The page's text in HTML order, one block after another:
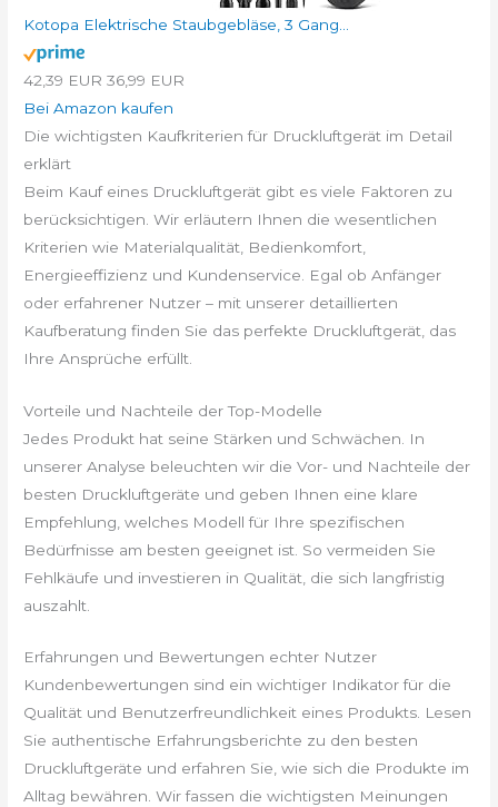
Kotopa Elektrische Staubgebläse, 3 Gang...
42,39 EUR 36,99 EUR
Bei Amazon kaufen
Die wichtigsten Kaufkriterien für Druckluftgerät im Detail
erklärt
Beim Kauf eines Druckluftgerät gibt es viele Faktoren zu
berücksichtigen. Wir erläutern Ihnen die wesentlichen
Kriterien wie Materialqualität, Bedienkomfort,
Energieeffizienz und Kundenservice. Egal ob Anfänger
oder erfahrener Nutzer – mit unserer detaillierten
Kaufberatung finden Sie das perfekte Druckluftgerät, das
Ihre Ansprüche erfüllt.
Vorteile und Nachteile der Top-Modelle
Jedes Produkt hat seine Stärken und Schwächen. In
unserer Analyse beleuchten wir die Vor- und Nachteile der
besten Druckluftgeräte und geben Ihnen eine klare
Empfehlung, welches Modell für Ihre spezifischen
Bedürfnisse am besten geeignet ist. So vermeiden Sie
Fehlkäufe und investieren in Qualität, die sich langfristig
auszahlt.
Erfahrungen und Bewertungen echter Nutzer
Kundenbewertungen sind ein wichtiger Indikator für die
Qualität und Benutzerfreundlichkeit eines Produkts. Lesen
Sie authentische Erfahrungsberichte zu den besten
Druckluftgeräte und erfahren Sie, wie sich die Produkte im
Alltag bewähren. Wir fassen die wichtigsten Meinungen